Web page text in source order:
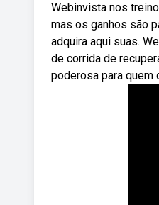
Webinvista nos
mas os ganhos são
adquira aqui suas.
de corrida de
poderosa para quem